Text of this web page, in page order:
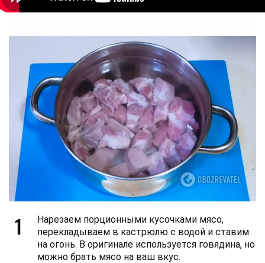
1
Нарезаем порционными кусочками мясо,
перекладываем в кастрюлю с водой и ставим
на огонь. В оригинале используется говядина, но
можно брать мясо на ваш вкус.